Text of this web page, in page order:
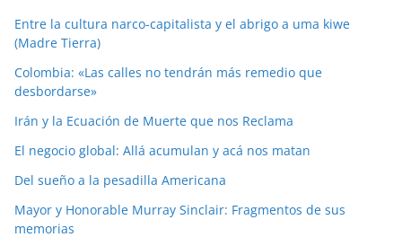
Entre la cultura narco-capitalista y el abrigo a uma kiwe
(Madre Tierra)
Colombia: «Las calles no tendrán más remedio que
desbordarse»
Irán y la Ecuación de Muerte que nos Reclama
El negocio global: Allá acumulan y acá nos matan
Del sueño a la pesadilla Americana
Mayor y Honorable Murray Sinclair: Fragmentos de sus
memorias